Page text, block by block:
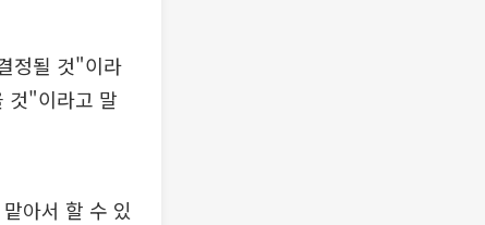
정될 것"이라
것"이라고 말
아서 할 수 있